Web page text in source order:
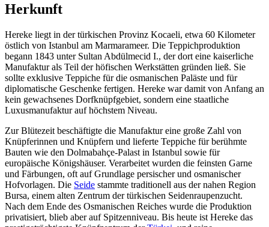
Herkunft
Hereke liegt in der türkischen Provinz Kocaeli, etwa 60 Kilometer
östlich von Istanbul am Marmarameer. Die Teppichproduktion
begann 1843 unter Sultan Abdülmecid I., der dort eine kaiserliche
Manufaktur als Teil der höfischen Werkstätten gründen ließ. Sie
sollte exklusive Teppiche für die osmanischen Paläste und für
diplomatische Geschenke fertigen. Hereke war damit von Anfang an
kein gewachsenes Dorfknüpfgebiet, sondern eine staatliche
Luxusmanufaktur auf höchstem Niveau.
Zur Blütezeit beschäftigte die Manufaktur eine große Zahl von
Knüpferinnen und Knüpfern und lieferte Teppiche für berühmte
Bauten wie den Dolmabahçe-Palast in Istanbul sowie für
europäische Königshäuser. Verarbeitet wurden die feinsten Garne
und Färbungen, oft auf Grundlage persischer und osmanischer
Hofvorlagen. Die Seide stammte traditionell aus der nahen Region
Bursa, einem alten Zentrum der türkischen Seidenraupenzucht.
Nach dem Ende des Osmanischen Reiches wurde die Produktion
privatisiert, blieb aber auf Spitzenniveau. Bis heute ist Hereke das